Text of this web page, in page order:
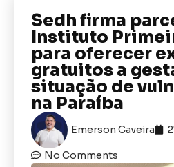
Sedh firma
Instituto
para oferecer
gratuitos a
situação de
na Paraíba
Emerson Caveira
No Comments